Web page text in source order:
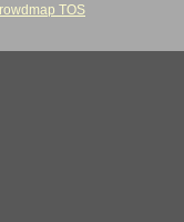
TOS